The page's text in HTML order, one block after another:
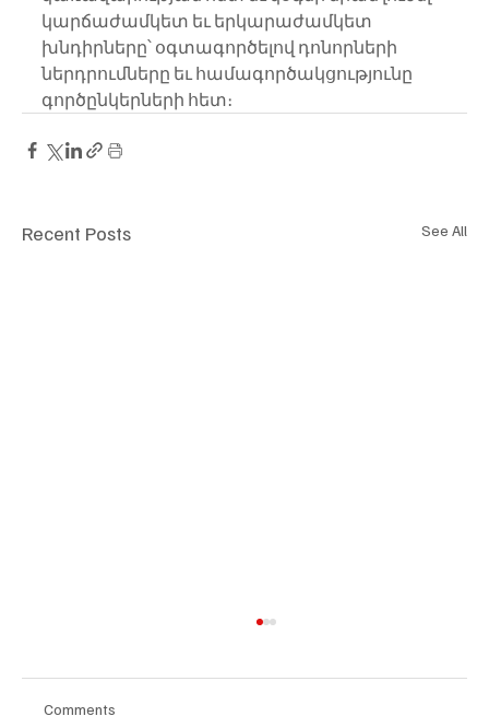
կարճաժամկետ եւ երկարաժամկետ
խնդիրները՝ օգտագործելով դոնորների
ներդրումները եւ համագործակցությունը
գործընկերների հետ։
Recent Posts See All
Comments